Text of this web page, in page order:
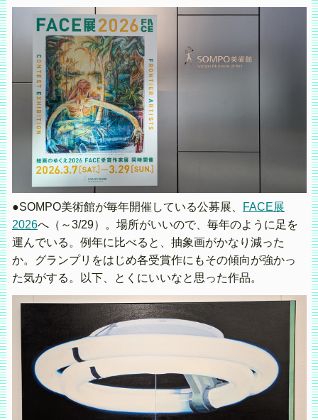
●SOMPO美術館が毎年開催している公募展、
FACE展
2026へ（～3/29）。場所がいいので、毎年のように足を
運んでいる。例年に比べると、抽象画がかなり減った
か。グランプリをはじめ各受賞作にもその傾向が強かっ
た気がする。以下、とくにいいなと思った作品。